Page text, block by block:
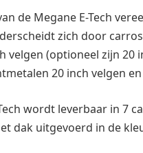
de Megane E-Tech
zich door
velgen (optioneel zijn
20 inch velgen
wordt leverbaar in 7
dak uitgevoerd in de